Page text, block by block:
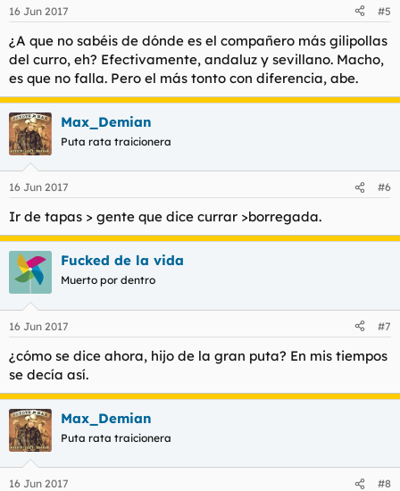
16 Jun 2017 #5
¿A que no sabéis de dónde es el compañero más gilipollas
del curro, eh? Efectivamente, andaluz y sevillano. Macho,
es que no falla. Pero el más tonto con diferencia, abe.
Max_Demian
Puta rata traicionera
16 Jun 2017 #6
Ir de tapas > gente que dice currar >borregada.
Fucked de la vida
Muerto por dentro
16 Jun 2017 #7
¿cómo se dice ahora, hijo de la gran puta? En mis tiempos
se decía así.
Max_Demian
Puta rata traicionera
16 Jun 2017 #8